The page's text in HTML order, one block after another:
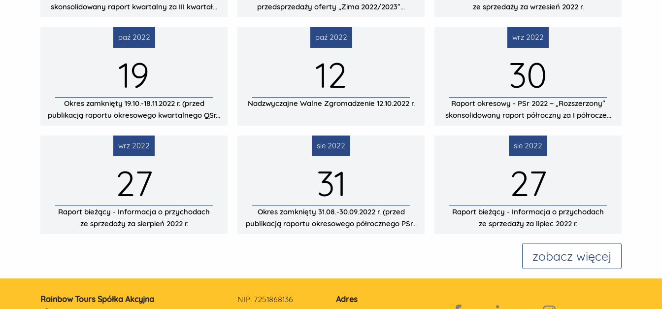
skonsolidowany raport kwartalny za III kwartał...
przedsprzedaży oferty „Zima 2022/2023”...
ze sprzedaży za wrzesień 2022 r.
paź 2022
19
Okres zamknięty 19.10.-18.11.2022 r. (przed
publikacją raportu okresowego kwartalnego QSr...
paź 2022
12
Nadzwyczajne Walne Zgromadzenie 12.10.2022 r.
wrz 2022
30
Raport okresowy - PSr 2022 – „Rozszerzony”
skonsolidowany raport półroczny za I półrocze...
wrz 2022
27
Raport bieżący - Informacja o przychodach
ze sprzedaży za sierpień 2022 r.
sie 2022
31
Okres zamknięty 31.08.-30.09.2022 r. (przed
publikacją raportu okresowego półrocznego PSr...
sie 2022
27
Raport bieżący - Informacja o przychodach
ze sprzedaży za lipiec 2022 r.
zobacz więcej
Rainbow Tours Spółka Akcyjna
NIP: 7251868136
Adres